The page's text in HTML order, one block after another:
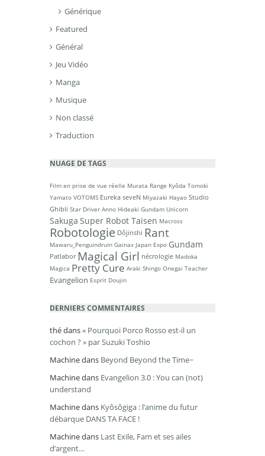
Générique
Featured
Général
Jeu Vidéo
Manga
Musique
Non classé
Traduction
NUAGE DE TAGS
Film en prise de vue réelle Murata Range Kyôda Tomoki
Yamato VOTOMS Eureka seveN Miyazaki Hayao Studio
Ghibli Star Driver Anno Hideaki Gundam Unicorn
Sakuga Super Robot Taisen Macross
Robotologie Dôjinshi Rant
Mawaru_Penguindrum Gainax Japan Expo Gundam
Patlabor Magical Girl nécrologie Madoka
Magica Pretty Cure Araki Shingo Onegai Teacher
Evangelion Esprit Doujin
DERNIERS COMMENTAIRES
thédans« Pourquoi Porco Rosso est-il un
cochon ? » par Suzuki Toshio
Machinedans Beyond Beyond the Time~
Machinedans Evangelion 3.0 : You can (not)
understand
Machinedans Kyôsôgiga : l’anime du futur
débarque DANS TA FACE !
Machinedans Last Exile, Fam et ses ailes
d’argent…